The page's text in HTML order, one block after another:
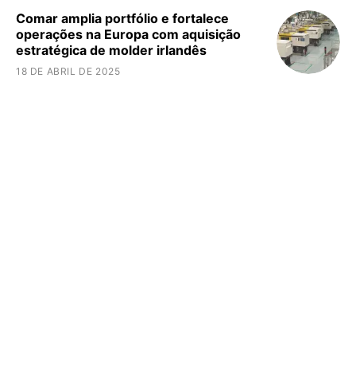
Comar amplia portfólio e fortalece
operações na Europa com aquisição
estratégica de molder irlandês
18 DE ABRIL DE 2025